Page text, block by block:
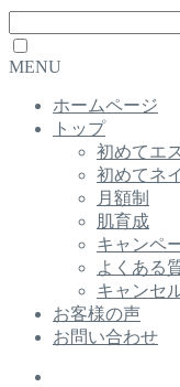
MENU
ホームページ
トップ
初めてエ
初めてネ
月額制
肌育成
キャンペ
よくある
キャンセ
お客様の声
お問い合わせ